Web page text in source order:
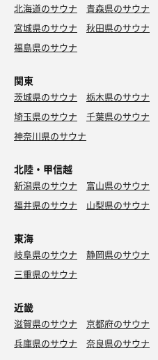
北海道のサウナ 青森県のサウナ
宮城県のサウナ
秋田県のサウナ
福島県のサウナ
関東
茨城県のサウナ 栃木県のサウナ
埼玉県のサウナ
千葉県のサウナ
神奈川県のサウナ
北陸・甲信越
新潟県のサウナ 富山県のサウナ
福井県のサウナ
山梨県のサウナ
東海
岐阜県のサウナ 静岡県のサウナ
三重県のサウナ
近畿
滋賀県のサウナ 京都府のサウナ
兵庫県のサウナ
奈良県のサウナ